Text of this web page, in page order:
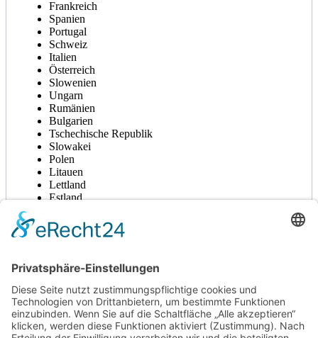
Frankreich
Spanien
Portugal
Schweiz
Italien
Österreich
Slowenien
Ungarn
Rumänien
Bulgarien
Tschechische Republik
Slowakei
Polen
Litauen
Lettland
Estland
Norwegen
Schweden
Großbritannien
Irland
Spedition Vogtland GmbH